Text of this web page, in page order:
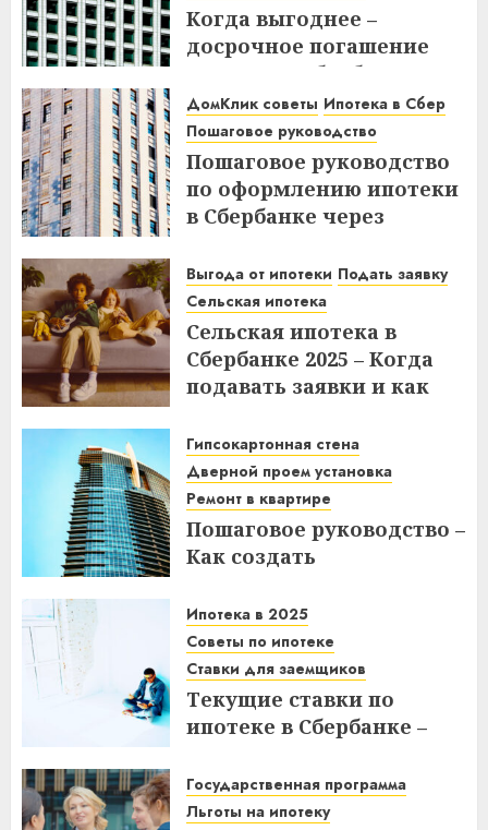
Когда выгоднее –
досрочное погашение
ипотеки в Сбербанке до
или после дня списания?
Узнайте все нюансы!
18.12.2025
ДомКлик советы Ипотека в Сбер
Пошаговое руководство
Пошаговое руководство
по оформлению ипотеки
в Сбербанке через
советы
08.12.2025
Выгода от ипотеки Подать заявку
Сельская ипотека
Сельская ипотека в
Сбербанке 2025 – Когда
подавать заявки и как
03.12.2025
Гипсокартонная стена
Дверной проем установка
Ремонт в квартире
Пошаговое руководство –
Как создать
дверным проемом в
отремонтированной
квартире
14.11.2025
Ипотека в 2025
Советы по ипотеке
Ставки для заемщиков
Текущие ставки по
ипотеке в Сбербанке –
заемщикам в 2025 году
14.11.2025
Государственная программа
Льготы на ипотеку